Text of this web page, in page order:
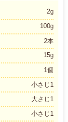
2g
100g
2本
15g
1個
小さじ1
大さじ1
小さじ1